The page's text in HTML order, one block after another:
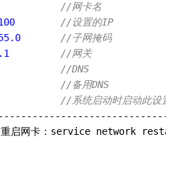
//网卡名
//设置的IP
//子网掩码
//网关
//DNS
//备用DNS
//系统启动时启动此设置